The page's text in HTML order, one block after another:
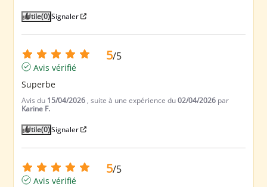
Utile(0)Signaler
5/5
Avis vérifié
Superbe
Avis du 15/04/2026 , suite à une expérience du02/04/2026 par
Karine F.
Utile(0)Signaler
5/5
Avis vérifié